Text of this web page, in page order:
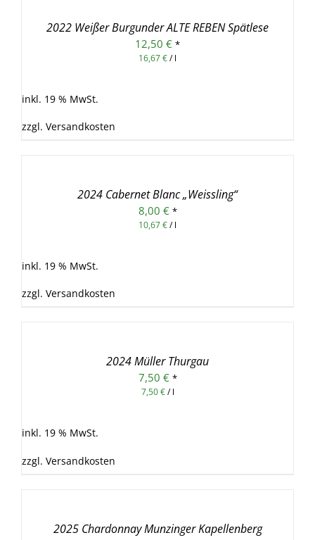
DETAILS2022 Weißer Burgunder ALTE REBEN Spätlese
12,50 € *
16,67€/l
inkl. 19 % MwSt.
zzgl. Versandkosten
2024 Cabernet Blanc „Weissling“
8,00 € *
10,67€/l
inkl. 19 % MwSt.
zzgl. Versandkosten
2024 Müller Thurgau
7,50 € *
7,50€/l
inkl. 19 % MwSt.
zzgl. Versandkosten
DETAILS2025 Chardonnay Munzinger Kapellenberg